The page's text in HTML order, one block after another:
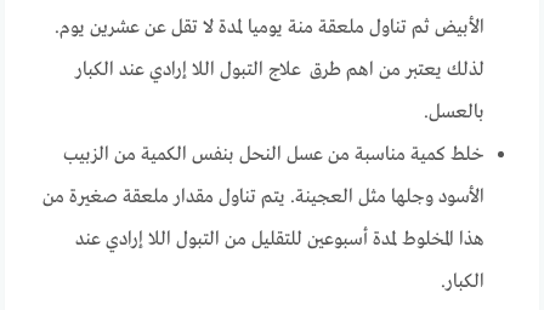
الأبيض ثم تناول ملعقة منة يوميا لمدة لا تقل عن عشرين يوم.
لذلك يعتبر من اهم طرق علاج التبول اللا إرادي عند الكبار
بالعسل.
خلط كمية مناسبة من عسل النحل بنفس الكمية من الزبيب
الأسود وجلها مثل العجينة. يتم تناول مقدار ملعقة صغيرة من
هذا المخلوط لمدة أسبوعين للتقليل من التبول اللا إرادي عند
الكبار.